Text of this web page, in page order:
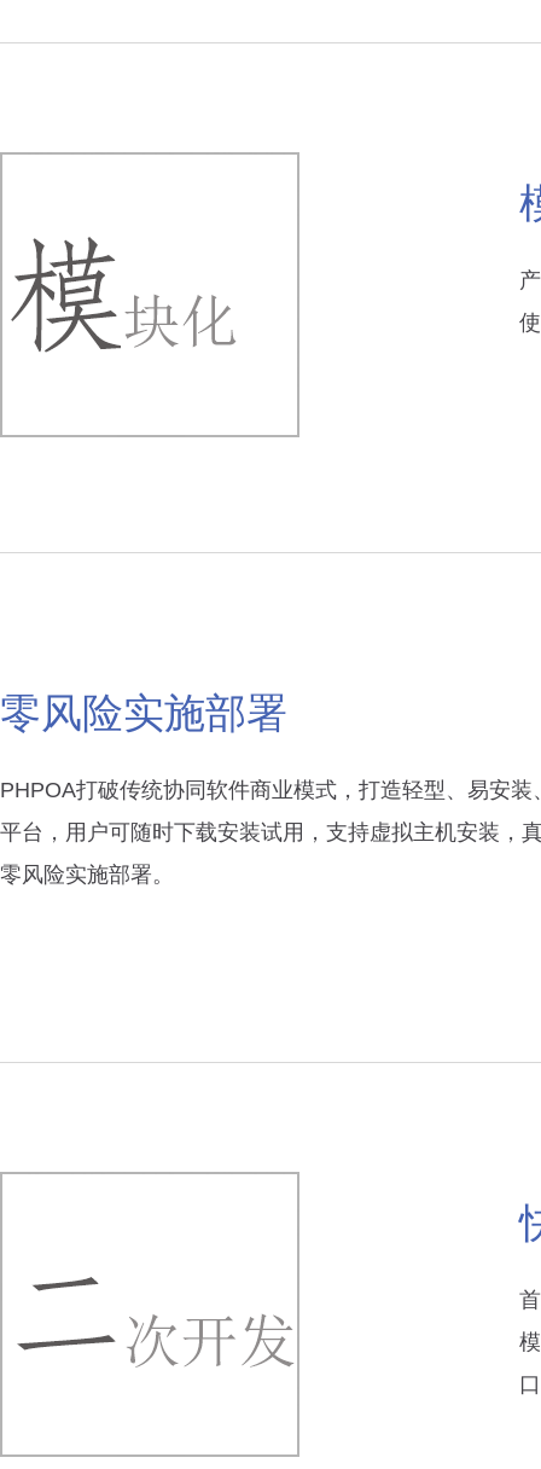
零风险实施部署
PHPOA打破传统协同软件商业模式，打造轻型、易安装
平台，用户可随时下载安装试用，支持虚拟主机安装，
零风险实施部署。